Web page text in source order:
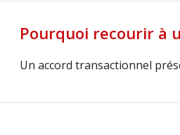
Pourquoi recourir à
Un accord transactionnel